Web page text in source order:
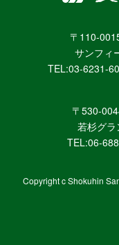
〒110-
サンフィ
TEL:03-6231-
〒530-
若杉グ
TEL:06-
Copyright c Shokuhin